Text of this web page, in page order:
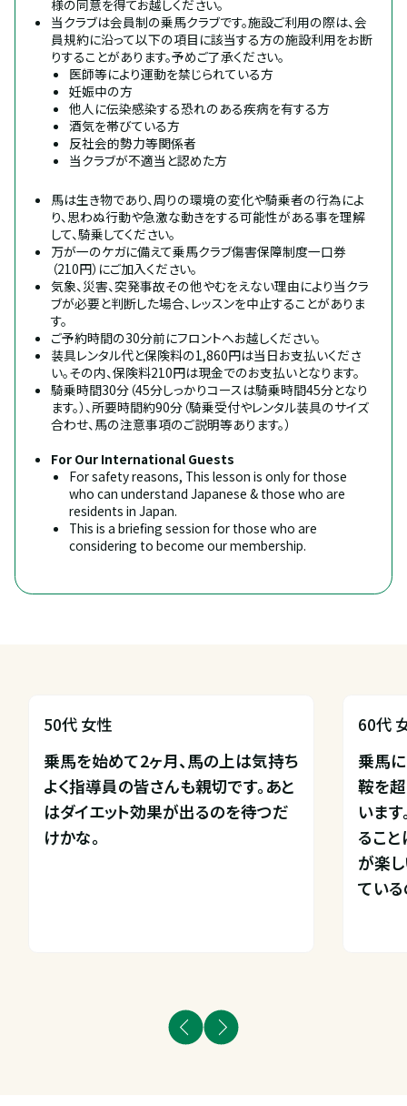
様の同意を得てお越しください。
当クラブは会員制の乗馬クラブです。施設ご利用の際は、会
員規約に沿って以下の項目に該当する方の施設利用をお断
りすることがあります。予めご了承ください。
医師等により運動を禁じられている方
妊娠中の方
他人に伝染感染する恐れのある疾病を有する方
酒気を帯びている方
反社会的勢力等関係者
当クラブが不適当と認めた方
馬は生き物であり、周りの環境の変化や騎乗者の行為によ
り、思わぬ行動や急激な動きをする可能性がある事を理解
して、騎乗してください。
万が一のケガに備えて乗馬クラブ傷害保障制度一口券
（210円）にご加入ください。
気象、災害、突発事故その他やむをえない理由により当クラ
ブが必要と判断した場合、レッスンを中止することがありま
す。
ご予約時間の30分前にフロントへお越しください。
装具レンタル代と保険料の1,860円は当日お支払いくださ
い。その内、保険料210円は現金でのお支払いとなります。
騎乗時間30分（45分しっかりコースは騎乗時間45分となり
ます。）、所要時間約90分（騎乗受付やレンタル装具のサイズ
合わせ、馬の注意事項のご説明等あります。）
For Our International Guests
For safety reasons, This lesson is only for those
who can understand Japanese & those who are
residents in Japan.
This is a briefing session for those who are
considering to become our membership.
50代 女性
乗馬を始めて2ヶ月、馬の上は気持ち
よく指導員の皆さんも親切です。あと
はダイエット効果が出るのを待つだ
けかな。
60代
乗馬
鞍を
いま
ること
が楽
ている